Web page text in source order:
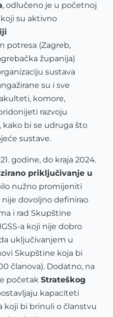
, odlučeno je u početnoj
su aktivno
potresa (Zagreb,
županija)
sustava
su i sve
komore,
razvoju
bi se udruga što
sustave.
godine, do kraja 2024.
priključivanje u
nužno promijeniti
dovoljno definirao
i rad Skupštine
a koji nije dobro
uključivanjem u
Skupštine koja bi
članova). Dodatno, na
početak Strateškog
kapaciteti
koji bi brinuli o članstvu